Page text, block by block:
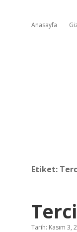
Anasayfa
Etiket:
Tarih: Kasım 3,